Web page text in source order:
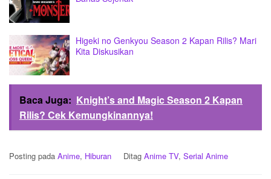
Higeki no Genkyou Season 2 Kapan Rilis? Mari
Kita Diskusikan
Baca Juga: Knight’s and Magic Season 2 Kapan
Rilis? Cek Kemungkinannya!
Posting pada Anime, Hiburan Ditag Anime TV, Serial Anime